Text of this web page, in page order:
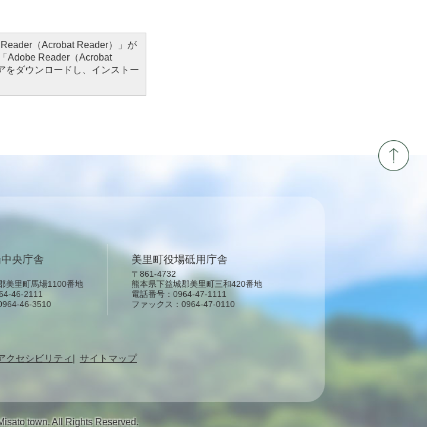
（Acrobat Reader）」が
Adobe Reader（Acrobat
をダウンロードし、インストー
央庁舎
美里町馬場1100番地
46-2111
46-3510
美里町役場砥用庁舎
〒861-4732
熊本県下益城郡美里町三和420番地
電話番号：0964-47-1111
ファックス：0964-47-0110
クセシビリティ サイトマップ
town. All Rights Reserved.